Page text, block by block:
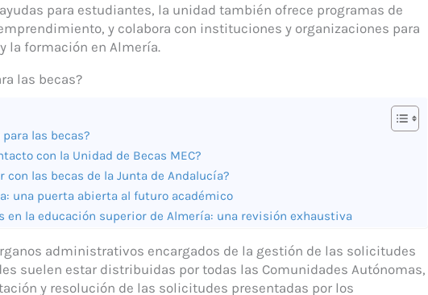
para estudiantes, la unidad también ofrece programas de
y colabora con instituciones y organizaciones para
la formación en Almería.
las becas?
las becas?
con la Unidad de Becas MEC?
con las becas de la Junta de Andalucía?
una puerta abierta al futuro académico
en la educación superior de Almería: una revisión exhaustiva
administrativos encargados de la gestión de las solicitudes
suelen estar distribuidas por todas las Comunidades Autónomas,
y resolución de las solicitudes presentadas por los